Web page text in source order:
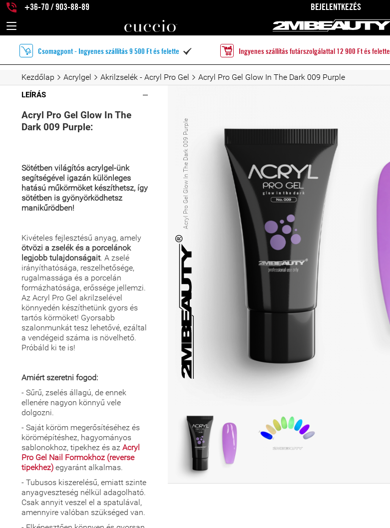
+36-70 / 903-88-89 BEJELENTKEZÉS
Csomagpont - Ingyenes szállítás 9 500 Ft és felette  Ingyenes szállítás futárszolgálattal 12 900 Ft és felette
Kezdőlap Acrylgel Akrilzselék - Acryl Pro Gel Acryl Pro Gel Glow In The Dark 009 Purple
LEÍRÁS
Acryl Pro Gel Glow In The
Dark 009 Purple:
Sötétben világítós acrylgel-ünk
segítségével igazán különleges
hatású műkörmöket készíthetsz, így
sötétben is gyönyörködhetsz
manikűrödben!
Kivételes fejlesztésű anyag, amely
ötvözi a zselék és a porcelánok
legjobb tulajdonságait. A zselé
irányíthatósága, reszelhetősége,
rugalmassága és a porcelán
formázhatósága, erőssége jellemzi.
Az Acryl Pro Gel akrilzselével
könnyedén készíthetünk gyors és
tartós körmöket! Gyorsabb
szalonmunkát tesz lehetővé, ezáltal
a vendégeid száma is növelhető.
Próbáld ki te is!
Amiért szeretni fogod:
- Sűrű, zselés állagú, de ennek
ellenére nagyon könnyű vele
dolgozni.
- Saját köröm megerősítéséhez és
körömépítéshez, hagyományos
sablonokhoz, tipekhez és az Acryl
Pro Gel Nail Formokhoz (reverse
tipekhez) egyaránt alkalmas.
- Tubusos kiszerelésű, emiatt szinte
anyagveszteség nélkül adagolható.
Csak annyit veszel el a spatulával,
amennyire valóban szükséged van.
Acryl Pro Gel Glow In The Dark 009 Purple